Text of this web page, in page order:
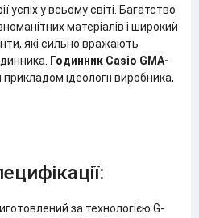
успіх у всьому світі. Багатство
матеріалів і широкий
які сильно вражають
Годинник Casio GMA-
ідеології виробника,
за технологією G-